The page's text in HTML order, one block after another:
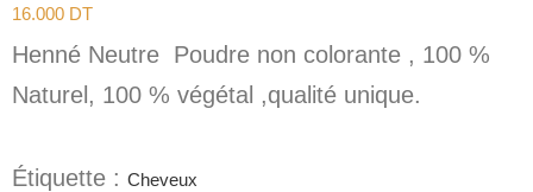
16.000 DT
Henné Neutre Poudre non colorante , 100 %
Naturel, 100 % végétal ,qualité unique.
Étiquette : Cheveux